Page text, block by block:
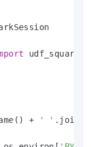
udf_squared,
+
' '